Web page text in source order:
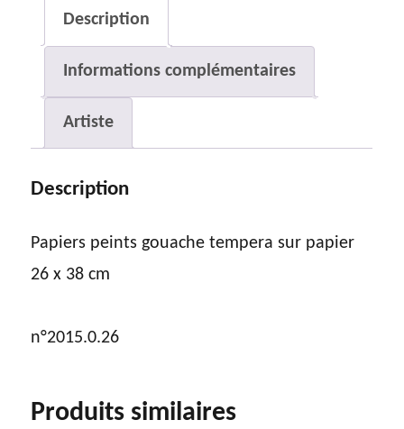
Description
Informations complémentaires
Artiste
Description
Papiers peints gouache tempera sur papier
26 x 38 cm
n°2015.0.26
Produits similaires